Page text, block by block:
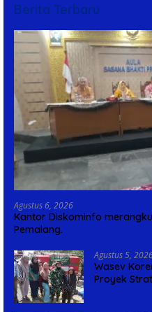
Berita Terbaru
Agustus 6, 2026
Kantor Diskominfo
Pemalang.
Agustus 5,
Wasev
Proyek